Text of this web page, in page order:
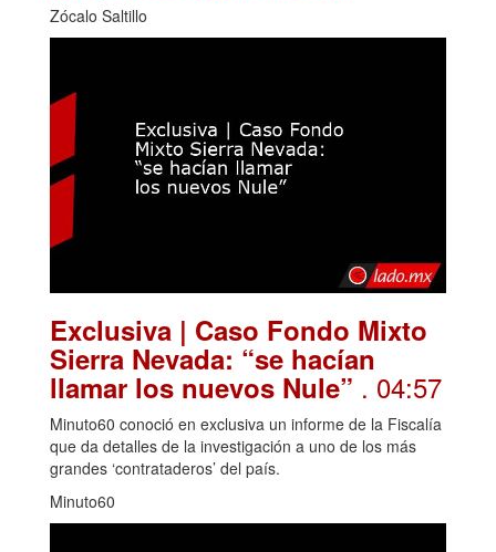
Zócalo Saltillo
Exclusiva | Caso Fondo Mixto
Sierra Nevada: “se hacían
llamar los nuevos Nule” . 04:57
Minuto60 conoció en exclusiva un informe de la Fiscalía
que da detalles de la investigación a uno de los más
grandes ‘contrataderos’ del país.
Minuto60